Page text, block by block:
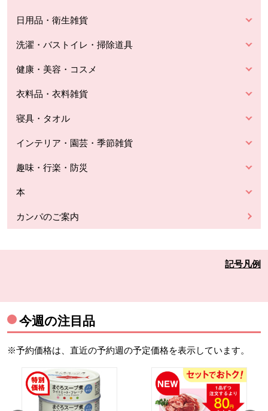
日用品・衛生雑貨
洗濯・バストイレ・掃除道具
健康・美容・コスメ
衣料品・衣料雑貨
寝具・タオル
インテリア・園芸・季節雑貨
趣味・行楽・防災
本
カンパのご案内
記号凡例
今週の注目品
※予約価格は、直近の予約週の予定価格を表示しています。